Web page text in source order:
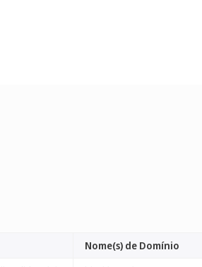
Nome(s) de Domínio